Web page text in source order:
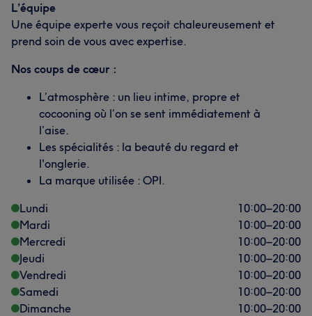
L’équipe
Une équipe experte vous reçoit chaleureusement et
prend soin de vous avec expertise.
Nos coups de cœur :
L’atmosphère : un lieu intime, propre et
cocooning où l’on se sent immédiatement à
l’aise.
Les spécialités : la beauté du regard et
l'onglerie.
La marque utilisée : OPI.
Lundi
10:00–20:00
Mardi
10:00–20:00
Mercredi
10:00–20:00
Jeudi
10:00–20:00
Vendredi
10:00–20:00
Samedi
10:00–20:00
Dimanche
10:00–20:00